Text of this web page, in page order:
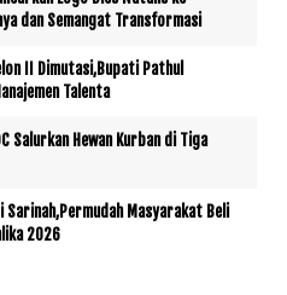
dan Semangat Transformasi
II Dimutasi,Bupati Pathul
Talenta
Salurkan Hewan Kurban di Tiga
Sarinah,Permudah Masyarakat Beli
2026